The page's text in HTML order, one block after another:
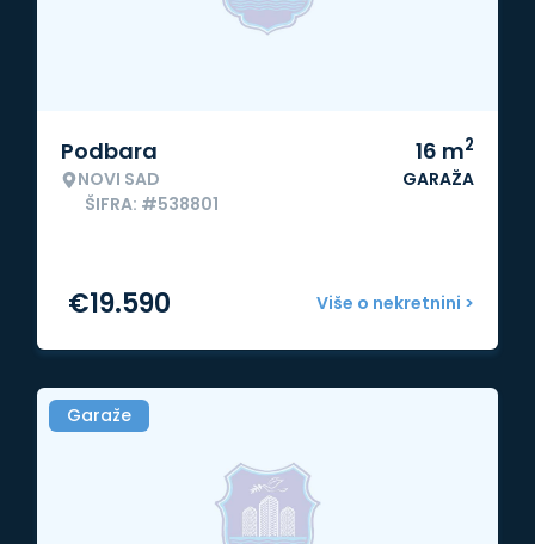
Podbara
NOVI SAD
ŠIFRA: #538801
16 m2
GARAŽA
Više o nekretnini >
€19.590
Garaže